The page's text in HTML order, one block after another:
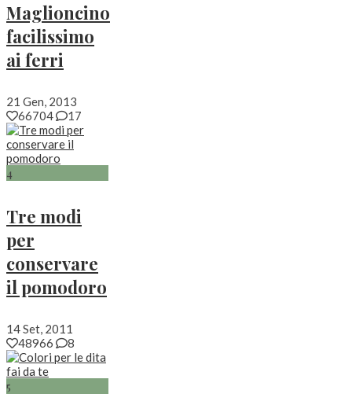
Maglioncino
facilissimo
ai ferri
21 Gen, 2013
66704
17
4
Tre modi
per
conservare
il pomodoro
14 Set, 2011
48966
8
5